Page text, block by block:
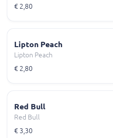
€ 2,80
Lipton Peach
Lipton Peach
€ 2,80
Red Bull
Red Bull
€ 3,30